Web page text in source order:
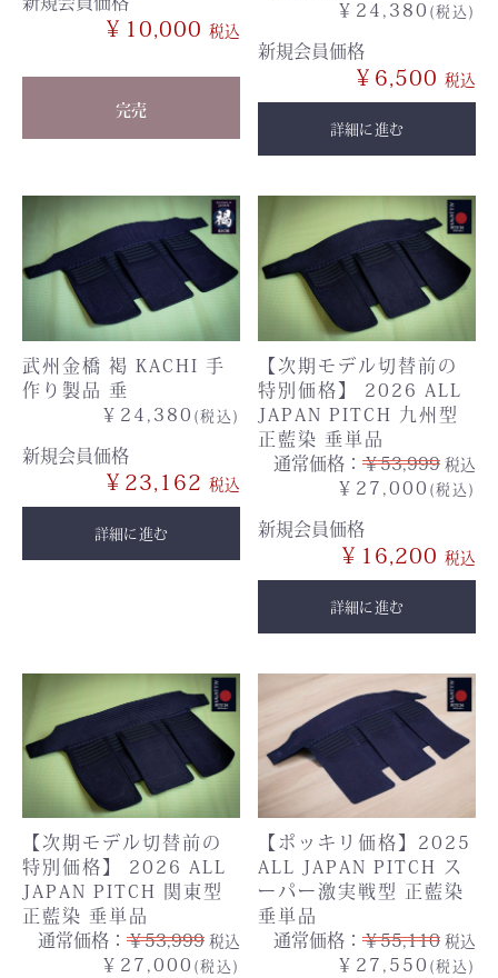
￥10,000
完売
￥24,380 (税込)
新規会員価格
￥6,500
詳細に進む
武州金橋 褐 KACHI 手
作り製品 垂
￥24,380 (税込)
新規会員価格
￥23,162
詳細に進む
【次期モデル切替前の
特別価格】 2026 ALL
JAPAN PITCH 九州型
正藍染 垂単品
通常価格： ￥53,999 税込
￥27,000 (税込)
新規会員価格
￥16,200
詳細に進む
【次期モデル切替前の
特別価格】 2026 ALL
JAPAN PITCH 関東型
正藍染 垂単品
通常価格： ￥53,999 税込
￥27,000 (税込)
【ポッキリ価格】2025
ALL JAPAN PITCH ス
ーパー激実戦型 正藍染
垂単品
通常価格： ￥55,110 税込
￥27,550 (税込)